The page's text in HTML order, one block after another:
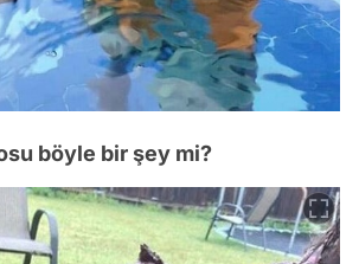
böyle bir şey mi?